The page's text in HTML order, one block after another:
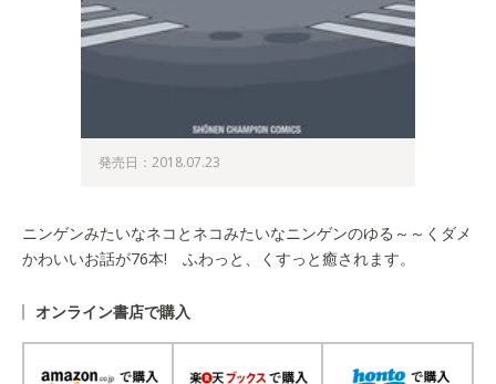
発売日：2018.07.23
ニンゲンみたいなネコとネコみたいなニンゲンのゆる～～くダメ
かわいいお話が76本! ふわっと、くすっと癒されます。
オンライン書店で購入